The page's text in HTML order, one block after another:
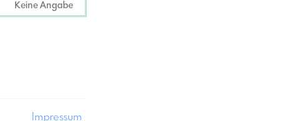
Keine Angabe
Impressum